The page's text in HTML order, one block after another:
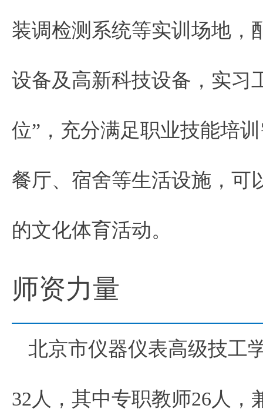
装调检测系统等实训场地，
设备及高新科技设备，实习
位”，充分满足职业技能培
餐厅、宿舍等生活设施，可
的文化体育活动。
师资力量
北京市仪器仪表高级技工
32人，其中专职教师26人